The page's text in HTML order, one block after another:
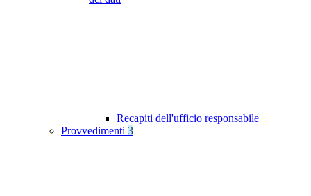
Recapiti dell'ufficio responsabile
Provvedimenti 3